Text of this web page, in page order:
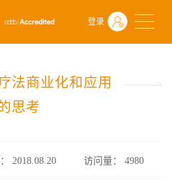
登录
业政策
思考
法商业化和应用
思考
2018.08.20 访问量：4980